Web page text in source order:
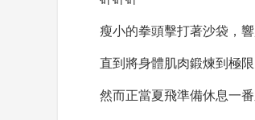
瘦小的拳頭擊打著沙袋，
直到將身體肌肉鍛煉到極
然而正當夏飛準備休息一